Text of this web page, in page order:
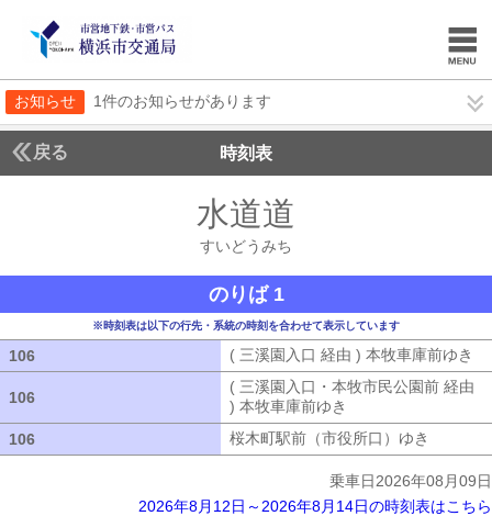
お知らせ 1件のお知らせがあります
戻る 時刻表
水道道
すいどうみち
のりば 1
※時刻表は以下の行先・系統の時刻を合わせて表示しています
106 ( 三溪園入口 経由 ) 本牧車庫前ゆき
106
( 三溪園入口・本牧市民公園前 経由
) 本牧車庫前ゆき
106
桜木町駅前（市役所口）ゆき
乗車日2026年08月09日
2026年8月12日～2026年8月14日の時刻表はこちら